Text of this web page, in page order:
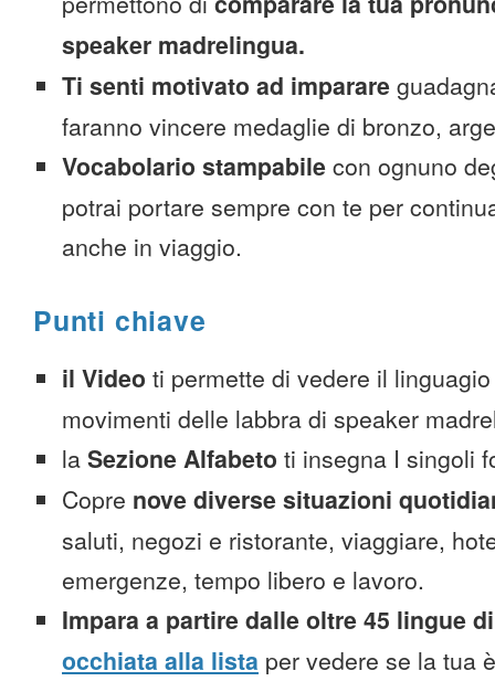
speaker madrelingua.
Ti senti motivato ad imparare
faranno vincere medaglie di bronzo,
Vocabolario stampabile con ognuno
potrai portare sempre con te per
anche in viaggio.
Punti chiave
il Video ti permette di vedere il
movimenti delle labbra di speaker
la Sezione Alfabeto ti insegna I singoli
Copre nove diverse situazioni
saluti, negozi e ristorante, viaggiare,
emergenze, tempo libero e lavoro.
Impara a partire dalle oltre 45 lingue
occhiata alla lista per vedere se la tua